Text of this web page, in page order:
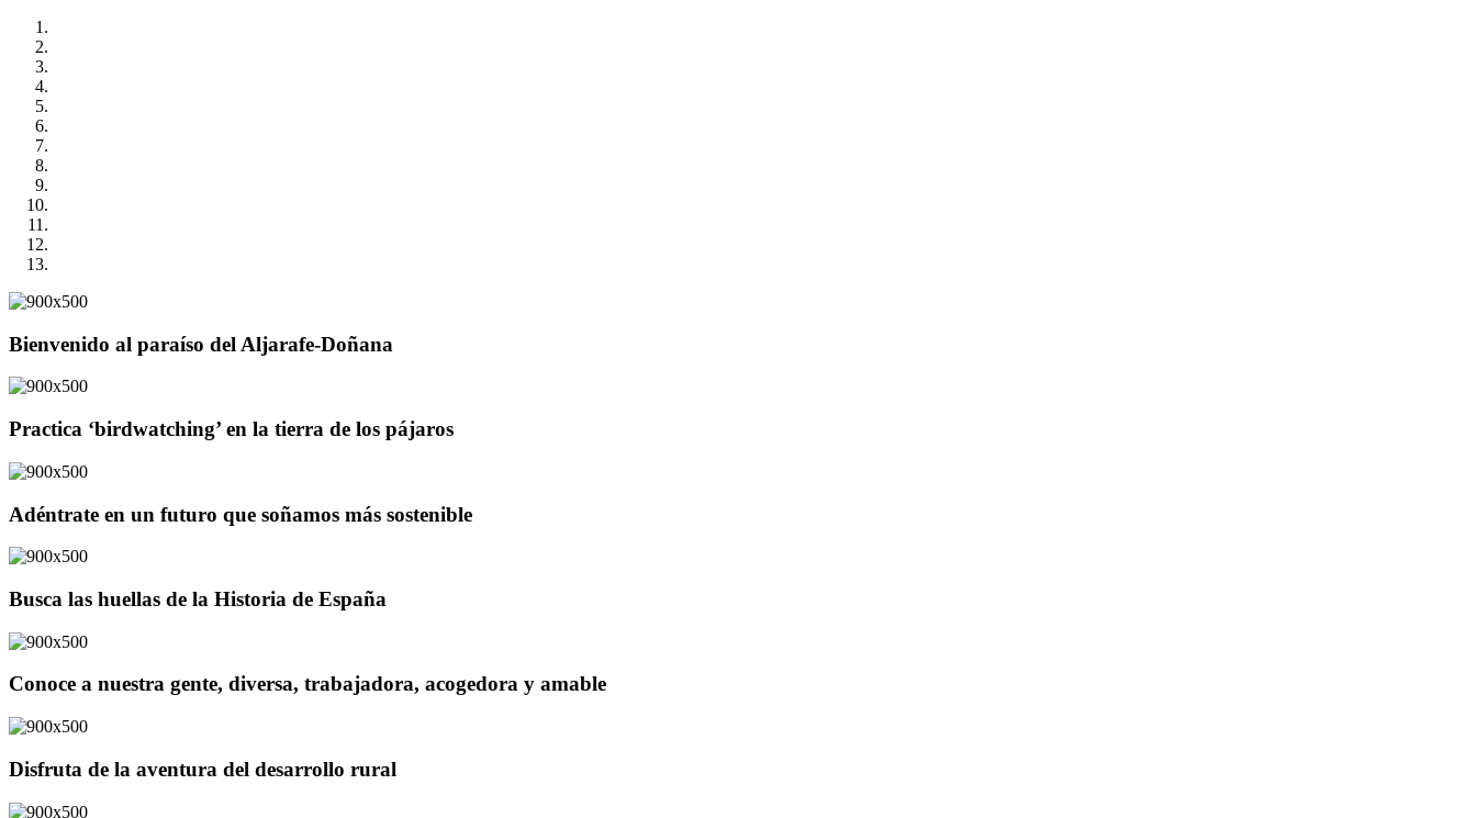
Bienvenido al paraíso del Aljarafe-Doñana
Practica ‘birdwatching’ en la tierra de los pájaros
Adéntrate en un futuro que soñamos más sostenible
Busca las huellas de la Historia de España
Conoce a nuestra gente, diversa, trabajadora, acogedora y amable
Disfruta de la aventura del desarrollo rural